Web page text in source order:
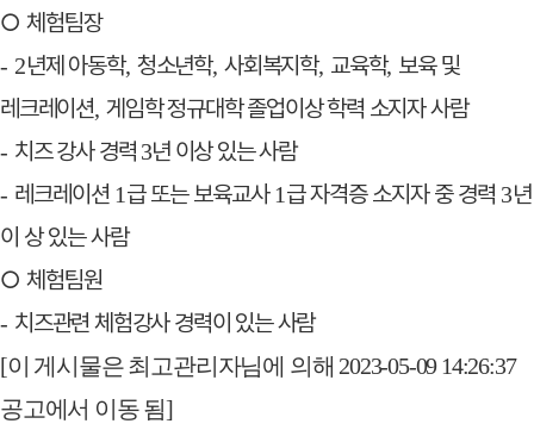
○ 체험팀장
- 2년제 아동학, 청소년학,사회복지학, 교육학, 보육 및
레크레이션, 게임학 정규대학 졸업이상 학력 소지자사람
- 치즈 강사 경력 3년 이상 있는 사람
- 레크레이션 1급 또는 보육교사1급 자격증 소지자 중 경력 3년
이 상 있는 사람
○ 체험팀원
- 치즈관련 체험강사 경력이 있는 사람
[이 게시물은 최고관리자님에 의해 2023-05-09 14:26:37
공고에서 이동 됨]